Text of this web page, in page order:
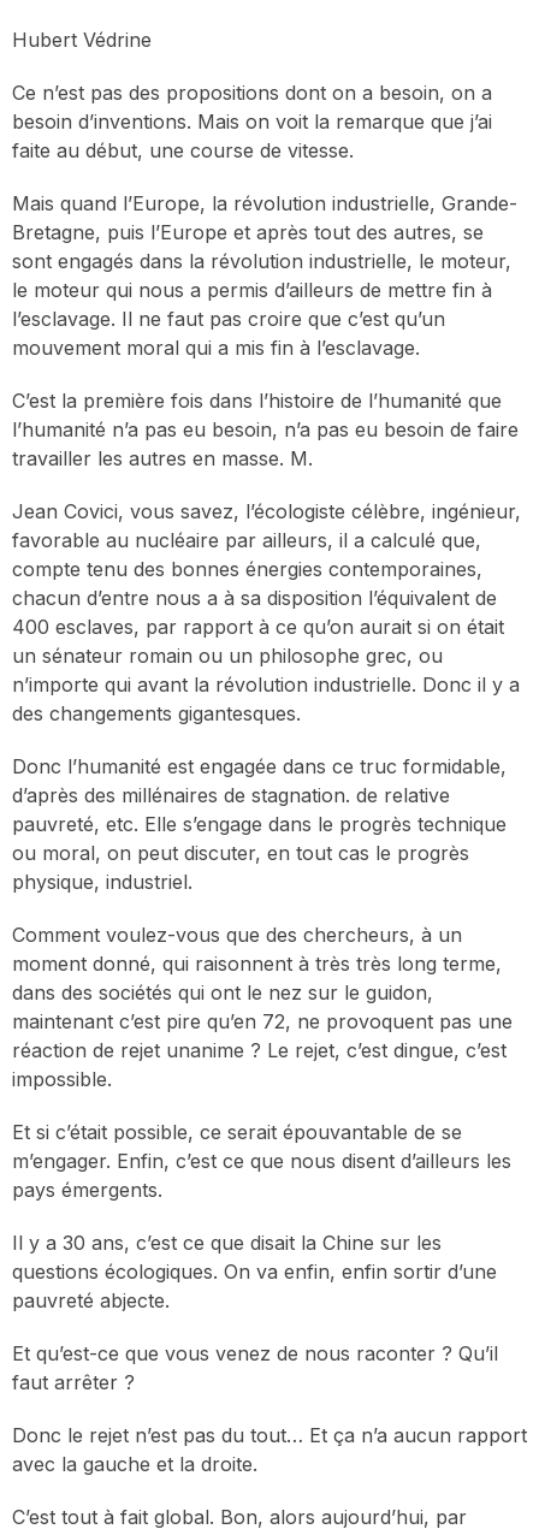
Hubert Védrine
Ce n’est pas des propositions dont on a besoin, on a
besoin d’inventions. Mais on voit la remarque que j’ai
faite au début, une course de vitesse.
Mais quand l’Europe, la révolution industrielle, Grande-
Bretagne, puis l’Europe et après tout des autres, se
sont engagés dans la révolution industrielle, le moteur,
le moteur qui nous a permis d’ailleurs de mettre fin à
l’esclavage. Il ne faut pas croire que c’est qu’un
mouvement moral qui a mis fin à l’esclavage.
C’est la première fois dans l’histoire de l’humanité que
l’humanité n’a pas eu besoin, n’a pas eu besoin de faire
travailler les autres en masse. M.
Jean Covici, vous savez, l’écologiste célèbre, ingénieur,
favorable au nucléaire par ailleurs, il a calculé que,
compte tenu des bonnes énergies contemporaines,
chacun d’entre nous a à sa disposition l’équivalent de
400 esclaves, par rapport à ce qu’on aurait si on était
un sénateur romain ou un philosophe grec, ou
n’importe qui avant la révolution industrielle. Donc il y a
des changements gigantesques.
Donc l’humanité est engagée dans ce truc formidable,
d’après des millénaires de stagnation. de relative
pauvreté, etc. Elle s’engage dans le progrès technique
ou moral, on peut discuter, en tout cas le progrès
physique, industriel.
Comment voulez-vous que des chercheurs, à un
moment donné, qui raisonnent à très très long terme,
dans des sociétés qui ont le nez sur le guidon,
maintenant c’est pire qu’en 72, ne provoquent pas une
réaction de rejet unanime ? Le rejet, c’est dingue, c’est
impossible.
Et si c’était possible, ce serait épouvantable de se
m’engager. Enfin, c’est ce que nous disent d’ailleurs les
pays émergents.
Il y a 30 ans, c’est ce que disait la Chine sur les
questions écologiques. On va enfin, enfin sortir d’une
pauvreté abjecte.
Et qu’est-ce que vous venez de nous raconter ? Qu’il
faut arrêter ?
Donc le rejet n’est pas du tout… Et ça n’a aucun rapport
avec la gauche et la droite.
C’est tout à fait global. Bon, alors aujourd’hui, par